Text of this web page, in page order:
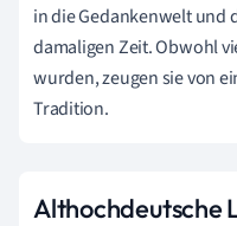
in die Gedankenwelt und
damaligen Zeit. Obwohl
wurden, zeugen sie von
Tradition.
Althochdeutsche